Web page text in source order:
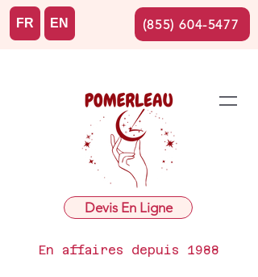
Devis En Ligne
En affaires depuis 1988
FR EN (855) 604-5477